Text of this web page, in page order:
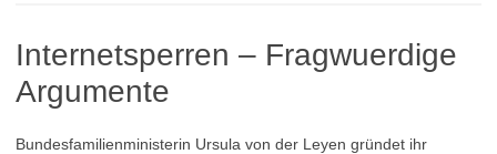
Internetsperren – Fragwuerdige
Argumente
Bundesfamilienministerin Ursula von der Leyen gründet ihr